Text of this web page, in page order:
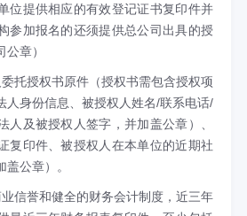
位提供相应的有效登记证书复印件并
参加报名的还须提供总公司出具的授
章）
授权书原件（授权书需包含授权项
人身份信息、被授权人姓名/联系电话/
人及被授权人签字，并加盖公章）、
复印件、被授权人在本单位的近期社
公章）。
誉和健全的财务会计制度，近三年